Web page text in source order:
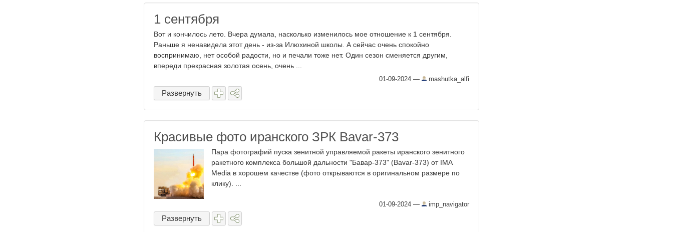
1 сентября
Вот и кончилось лето. Вчера думала, насколько изменилось мое отношение к 1 сентября.
Раньше я ненавидела этот день - из-за Илюхиной школы. А сейчас очень спокойно
воспринимаю, нет особой радости, но и печали тоже нет. Один сезон сменяется другим,
впереди прекрасная золотая осень, очень ...
01-09-2024 — mashutka_alfi
Развернуть
Красивые фото иранского ЗРК Bavar-373
Пара фотографий пуска зенитной управляемой ракеты иранского зенитного
ракетного комплекса большой дальности "Бавар-373" (Bavar-373) от IMA
Media в хорошем качестве (фото открываются в оригинальном размере по
клику). ...
01-09-2024 — imp_navigator
Развернуть